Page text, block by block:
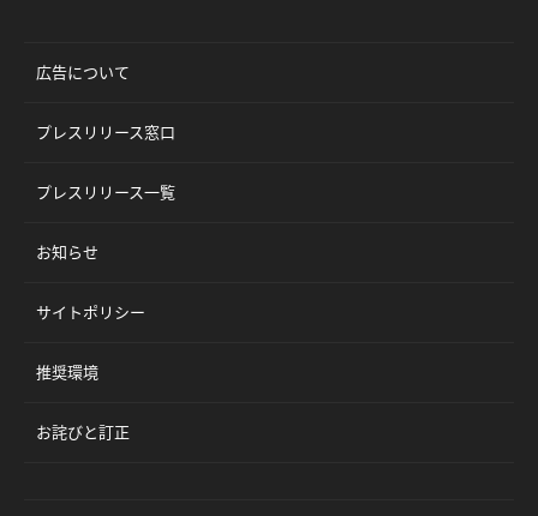
広告について
プレスリリース窓口
プレスリリース一覧
お知らせ
サイトポリシー
推奨環境
お詫びと訂正